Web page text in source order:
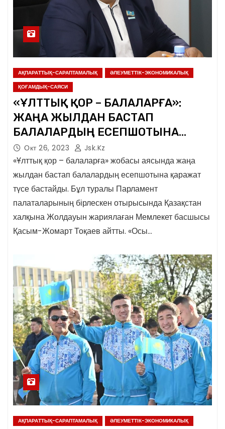
АҚПАРАТТЫҚ-САРАПТАМАЛЫҚ
ӘЛЕУМЕТТІК-ЭКОНОМИКАЛЫҚ
ҚОҒАМДЫҚ-САЯСИ
«ҰЛТТЫҚ ҚОР – БАЛАЛАРҒА»:
ЖАҢА ЖЫЛДАН БАСТАП
БАЛАЛАРДЫҢ ЕСЕПШОТЫНА
ҚАРАЖАТ ТҮСЕ БАСТАЙДЫ
Окт 26, 2023 Jsk.kz
«Ұлттық қор – балаларға» жобасы аясында жаңа
жылдан бастап балалардың есепшотына қаражат
түсе бастайды. Бұл туралы Парламент
палаталарының бірлескен отырысында Қазақстан
халқына Жолдауын жариялаған Мемлекет басшысы
Қасым-Жомарт Тоқаев айтты. «Осы…
АҚПАРАТТЫҚ-САРАПТАМАЛЫҚ ӘЛЕУМЕТТІК-ЭКОНОМИКАЛЫҚ